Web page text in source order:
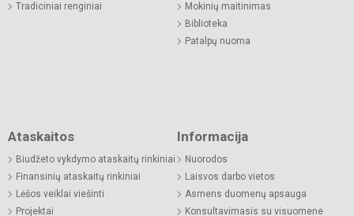
Tradiciniai renginiai
Mokinių maitinimas
Biblioteka
Patalpų nuoma
Ataskaitos
Biudžeto vykdymo ataskaitų rinkiniai
Finansinių ataskaitų rinkiniai
Lėšos veiklai viešinti
Projektai
Informacija
Nuorodos
Laisvos darbo vietos
Asmens duomenų apsauga
Konsultavimasis su visuomene